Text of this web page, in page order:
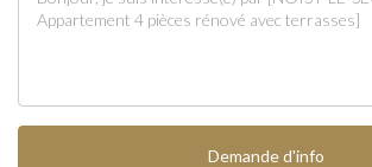
Demande d'info